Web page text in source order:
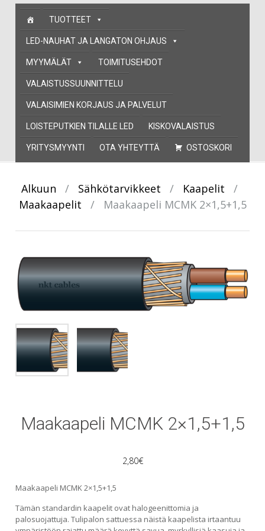
Skip
content
TUOTTEET
LED-NAUHAT JA LANGATON OHJAUS
MYYMÄLÄT TOIMITUSEHDOT
VALAISTUSSUUNNITTELU
VALAISIMIEN KORJAUS JA PALVELUT
LOISTEPUTKIEN TILALLE LED KISKOVALAISTUS
YRITYSMYYNTI OTA YHTEYTTÄ OSTOSKORI
Alkuun / Sähkötarvikkeet / Kaapelit
/
Maakaapelit
/ Maakaapeli MCMK 2×1,5+1,5
Maakaapeli MCMK 2×1,5+1,5
2,80€
Maakaapeli MCMK 2×1,5+1,5
Tämän standardin kaapelit ovat halogeenittomia ja
palosuojattuja. Tulipalon sattuessa näistä kaapelista irtaantuu